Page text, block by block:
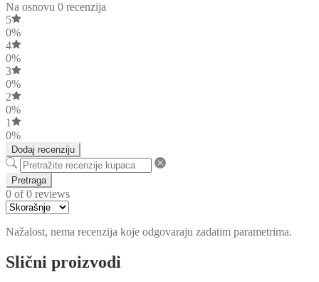
Na osnovu 0 recenzija
5
0%
4
0%
3
0%
2
0%
1
0%
Dodaj recenziju
Pretraga
0 of 0 reviews
Nažalost, nema recenzija koje odgovaraju zadatim parametrima.
Slični proizvodi